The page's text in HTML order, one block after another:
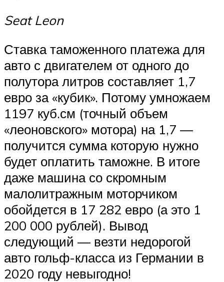
Seat Leon
Ставка таможенного платежа для
авто с двигателем от одного до
полутора литров составляет 1,7
евро за «кубик». Потому умножаем
1197 куб.см (точный объем
«леоновского» мотора) на 1,7 —
получится сумма которую нужно
будет оплатить таможне. В итоге
даже машина со скромным
малолитражным моторчиком
обойдется в 17 282 евро (а это 1
200 000 рублей). Вывод
следующий — везти недорогой
авто гольф-класса из Германии в
2020 году невыгодно!